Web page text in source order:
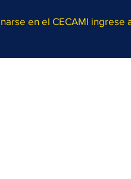
en el CECAMI ingrese